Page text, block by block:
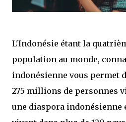
L'Indonésie étant la
population au monde,
indonésienne vous permet
275 millions de personnes
une diaspora indonésienne